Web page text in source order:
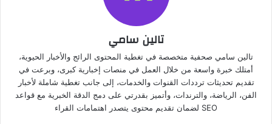
تالين سامي
تالين سامي صحفية متخصصة في تغطية المحتوى الرائج والأخبار الحيوية،
أمتلك خبرة واسعة من خلال العمل في منصات إخبارية كبرى، وبرعت في
تقديم تحديثات ترددات القنوات والخدمات، إلى جانب تغطية شاملة لأخبار
الفن، الرياضة، والترندات، وأتميز بقدرتي على دمج الدقة الخبرية مع قواعد
SEO لضمان تقديم محتوى يتصدر اهتمامات القراء